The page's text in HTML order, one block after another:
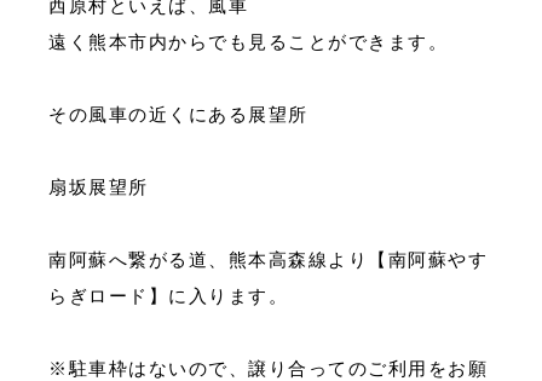
西原村といえば、風車
遠く熊本市内からでも見ることができます。
その風車の近くにある展望所
扇坂展望所
南阿蘇へ繋がる道、熊本高森線より【南阿蘇やす
らぎロード】に入ります。
※駐車枠はないので、譲り合ってのご利用をお願